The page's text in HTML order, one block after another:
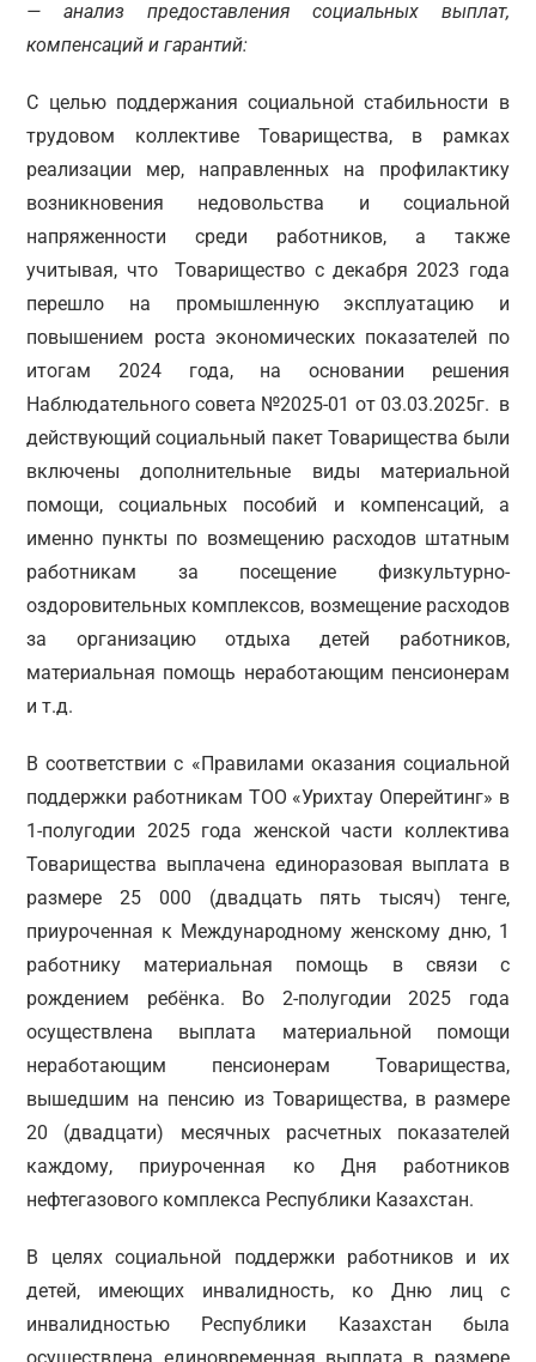
— анализ предоставления социальных выплат,
компенсаций и гарантий:
С целью поддержания социальной стабильности в
трудовом коллективе Товарищества, в рамках
реализации мер, направленных на профилактику
возникновения недовольства и социальной
напряженности среди работников, а также
учитывая, что Товарищество с декабря 2023 года
перешло на промышленную эксплуатацию и
повышением роста экономических показателей по
итогам 2024 года, на основании решения
Наблюдательного совета №2025-01 от 03.03.2025г. в
действующий социальный пакет Товарищества были
включены дополнительные виды материальной
помощи, социальных пособий и компенсаций, а
именно пункты по возмещению расходов штатным
работникам за посещение физкультурно-
оздоровительных комплексов, возмещение расходов
за организацию отдыха детей работников,
материальная помощь неработающим пенсионерам
и т.д.
В соответствии с «Правилами оказания социальной
поддержки работникам ТОО «Урихтау Оперейтинг» в
1-полугодии 2025 года женской части коллектива
Товарищества выплачена единоразовая выплата в
размере 25 000 (двадцать пять тысяч) тенге,
приуроченная к Международному женскому дню, 1
работнику материальная помощь в связи с
рождением ребёнка. Во 2-полугодии 2025 года
осуществлена выплата материальной помощи
неработающим пенсионерам Товарищества,
вышедшим на пенсию из Товарищества, в размере
20 (двадцати) месячных расчетных показателей
каждому, приуроченная ко Дня работников
нефтегазового комплекса Республики Казахстан.
В целях социальной поддержки работников и их
детей, имеющих инвалидность, ко Дню лиц с
инвалидностью Республики Казахстан была
осуществлена единовременная выплата в размере